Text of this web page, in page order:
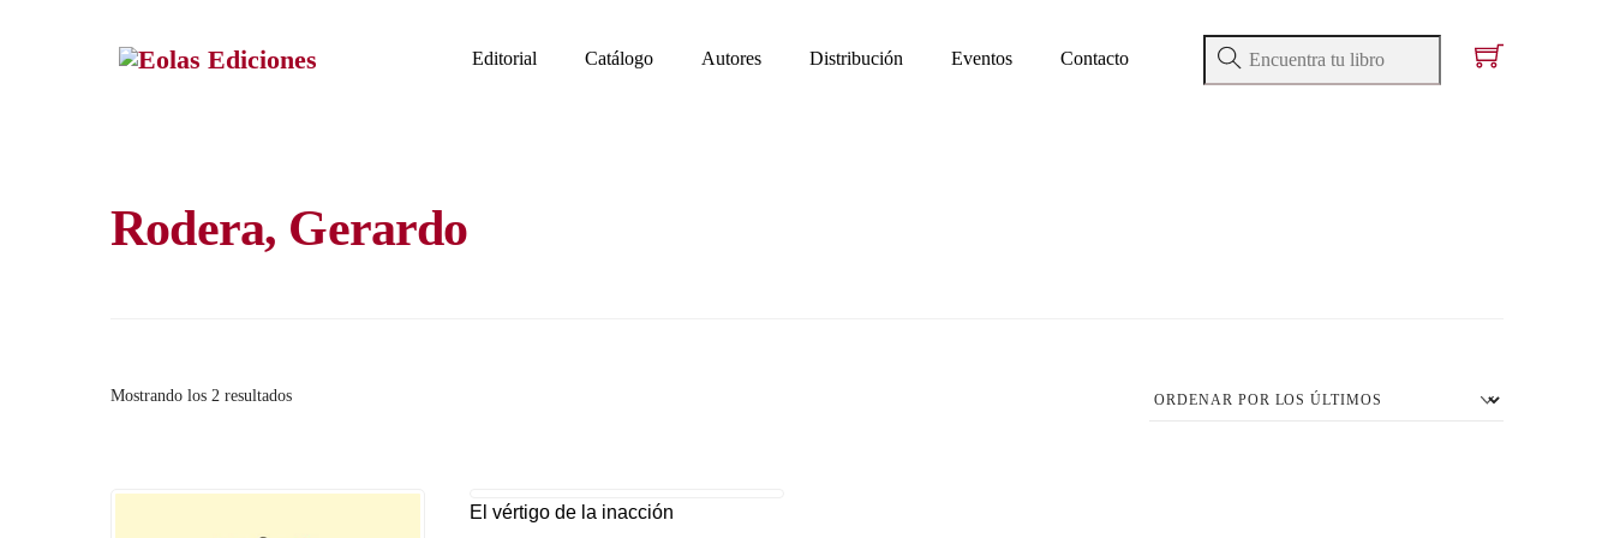
Editorial Catálogo Autores Distribución Eventos Contacto
Rodera, Gerardo
Mostrando los 2 resultadosOrdenado
últimos
El vértigo de la inacción